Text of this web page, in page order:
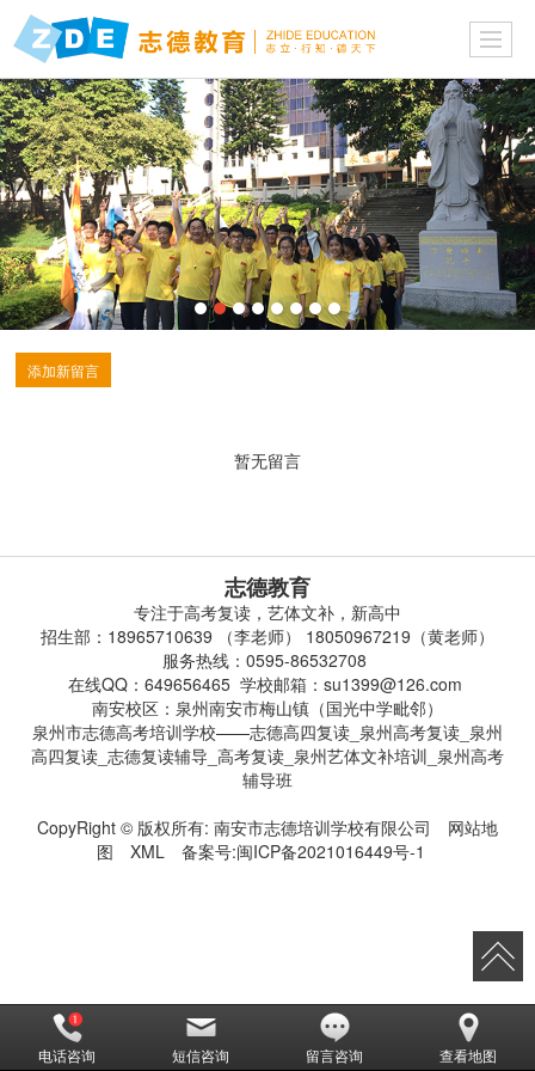
添加新留言
暂无留言
志德教育
专注于高考复读，艺体文补，新高中
招生部：18965710639 （李老师） 18050967219（黄老师）
服务热线：0595-86532708
在线QQ：649656465 学校邮箱：su1399@126.com
南安校区：泉州南安市梅山镇（国光中学毗邻）
泉州市志德高考培训学校——志德高四复读_泉州高考复读_泉州
高四复读_志德复读辅导_高考复读_泉州艺体文补培训_泉州高考
辅导班
CopyRight © 版权所有: 南安市志德培训学校有限公司
网站地
图
XML 备案号:闽ICP备2021016449号-1
电话咨询 短信咨询 留言咨询 查看地图